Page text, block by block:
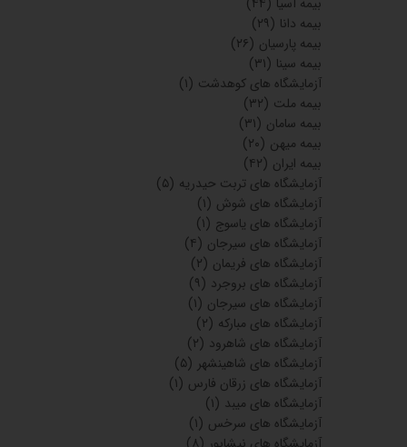
اشنویه آذربایجان غربی
آزمایشگاه های املش گیلان
آزمایشگاه های گرمسار
آزمایشگاه های حمیدیه خوزستان
آزمایشگاه های بیجار کردستان
آزمایشگاه های اندیمشک
آزمایشگاه های بهبهان
آزمایشگاه های ماهشهر
آزمایشگاه های زاهدان
آزمایشگاه های خرم آباد (۸)
آزمایشگاه های برازجان (۷)
آزمایشگاه های زرین شهر (۲)
آزمایشگاه های آبادان (۱۰)
آزمایشگاه های بندر امام (۶)
آزمایشگاه های گتوند
بیمه دی
آزمایشگاه های کرمانشاه (۱)
بیمه آسیا (۴۴)
بیمه دانا
بیمه پارسیان (۲۶)
بیمه سینا (۳۱)
آزمایشگاه های کوهدشت (۱)